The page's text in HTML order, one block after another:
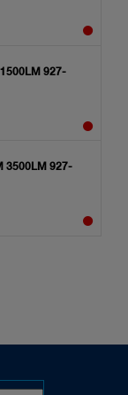
927-
3500LM 927-